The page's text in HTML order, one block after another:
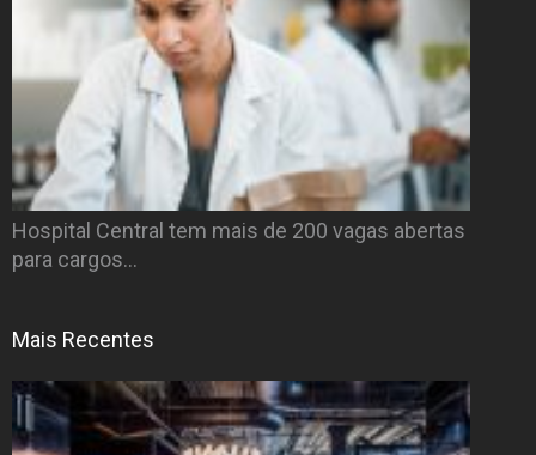
Hospital Central tem mais de 200 vagas abertas
para cargos…
Mais Recentes